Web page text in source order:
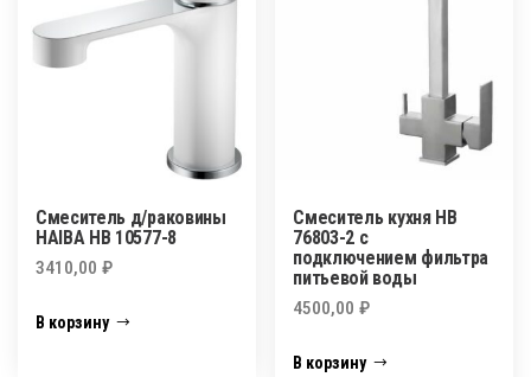
Смеситель д/раковины
HAIBA HB 10577-8
3410,00 ₽
В корзину
Смеситель кухня HB
76803-2 с
подключением фильтра
питьевой воды
4500,00₽
В корзину